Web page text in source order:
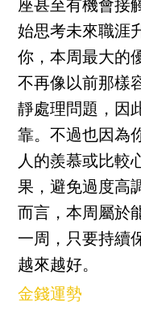
座甚至有機會接
始思考未來職涯
你，本周最大的
不再像以前那樣
靜處理問題，因
靠。不過也因為
人的羨慕或比較
果，避免過度高
而言，本周屬於
一周，只要持續
越來越好。
金錢運勢